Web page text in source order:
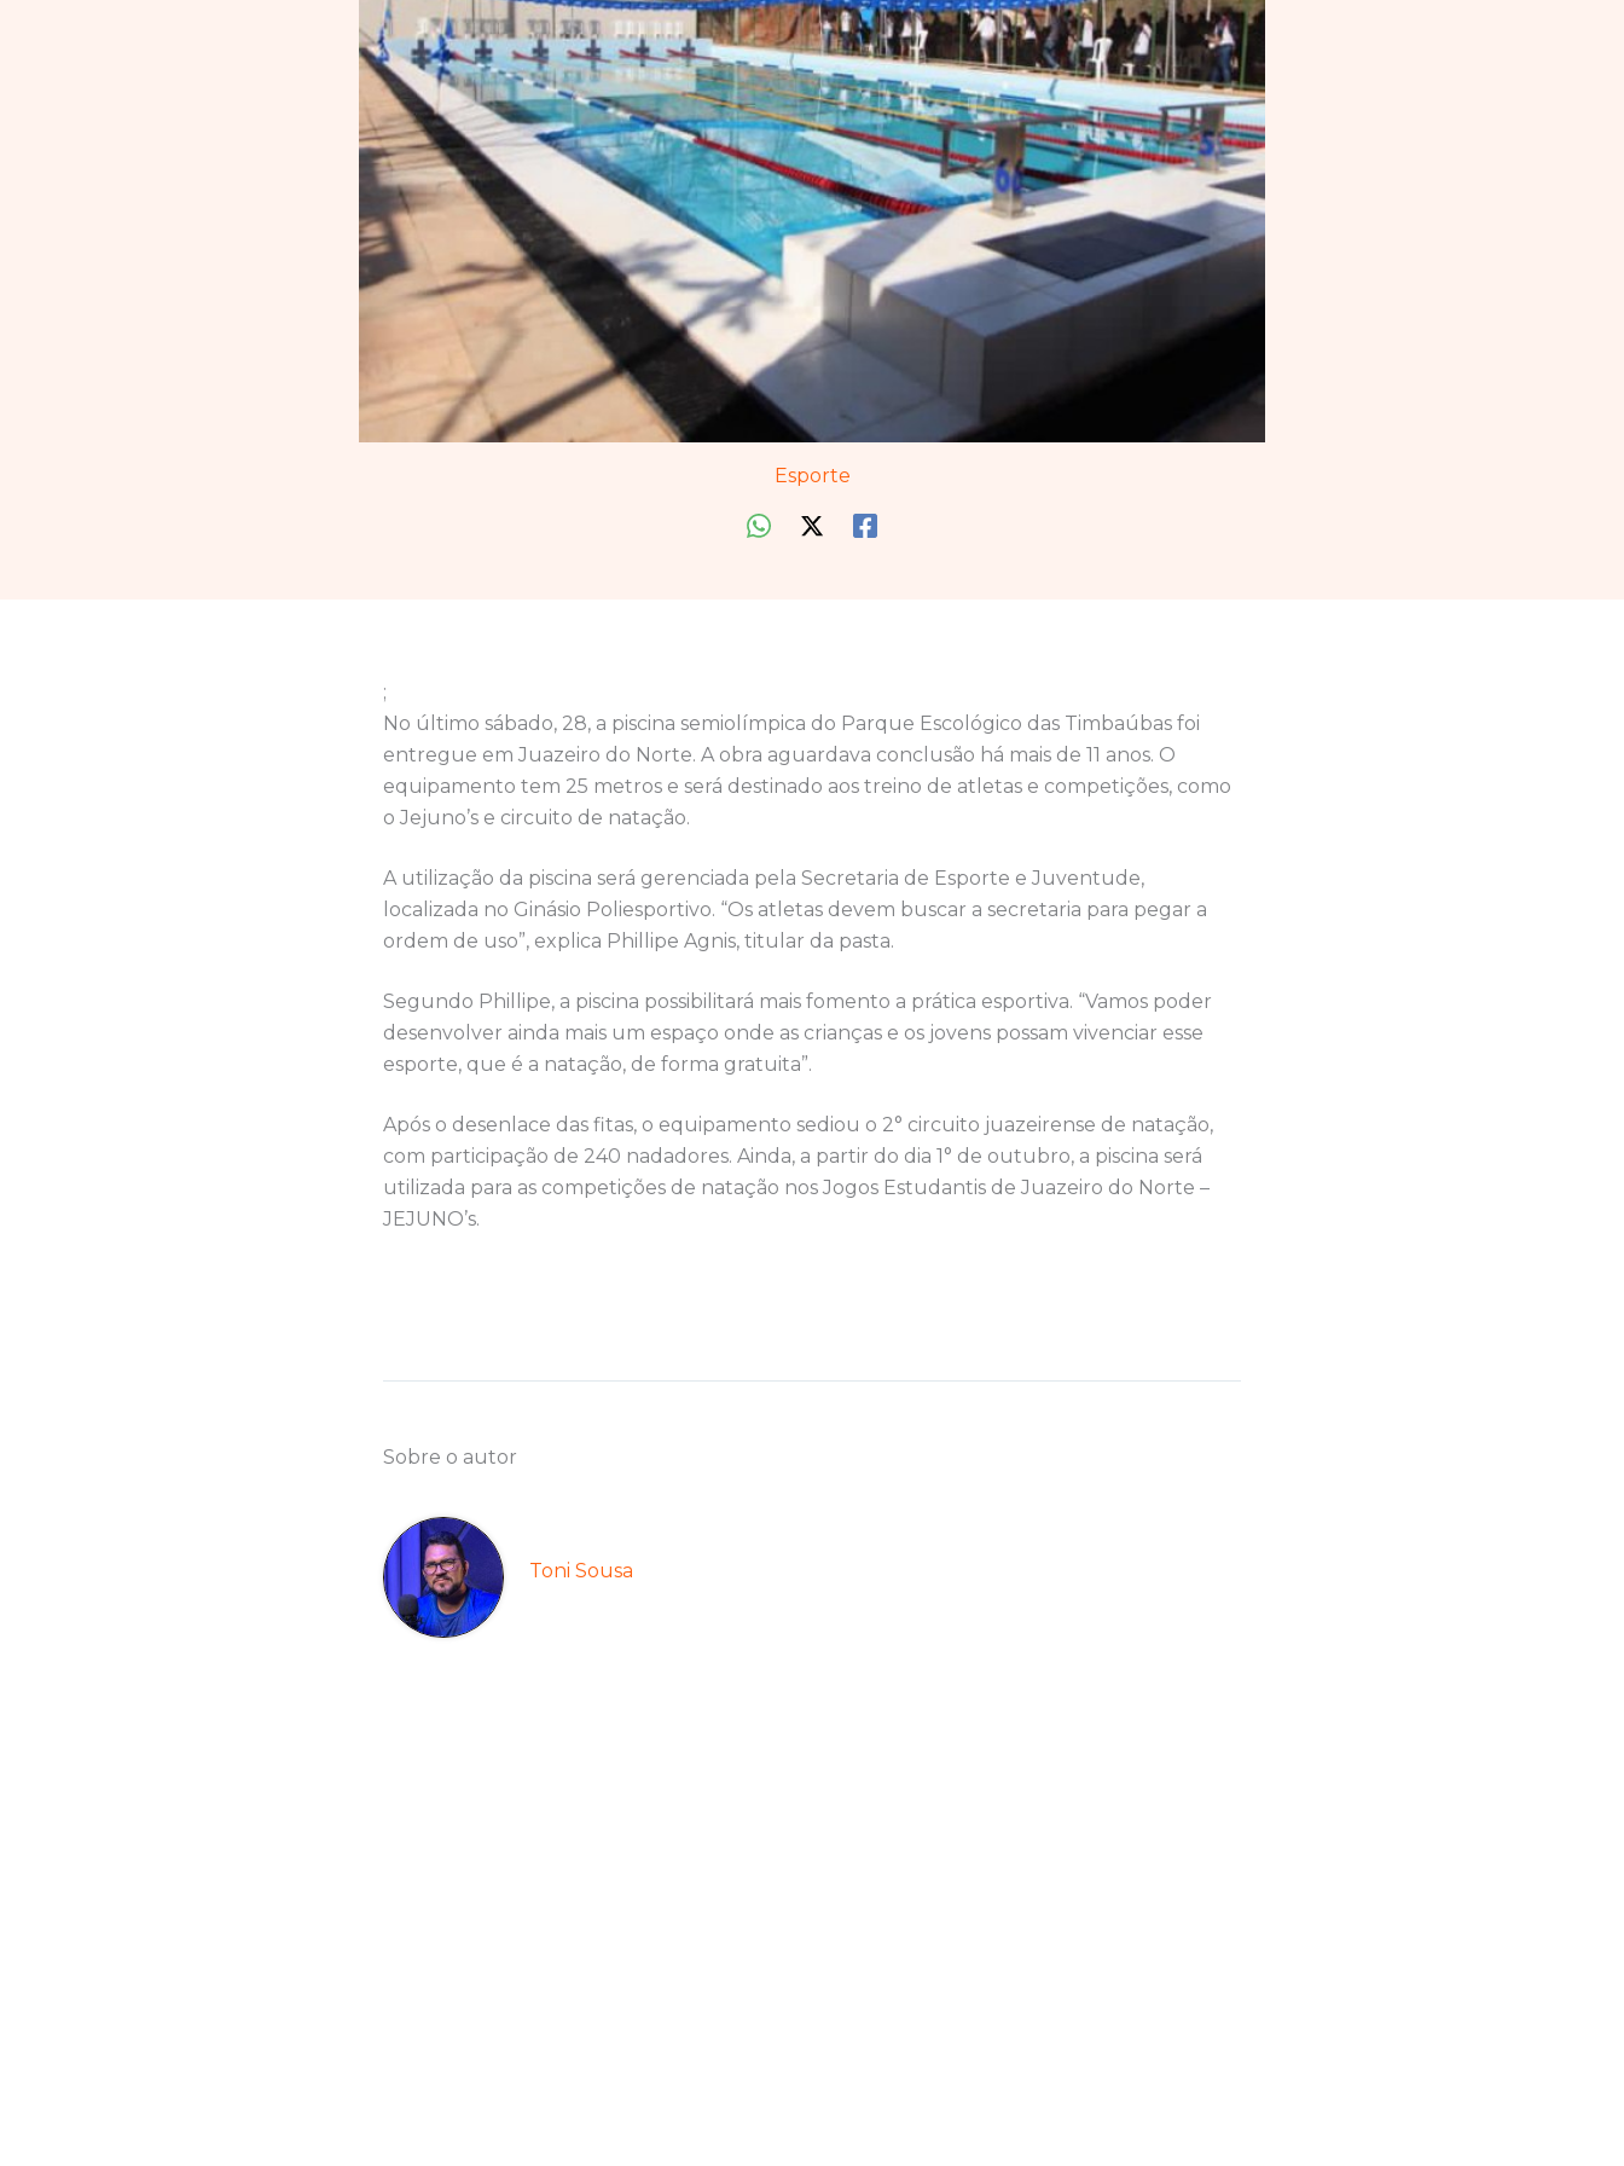
Esporte
;
No último sábado, 28, a piscina semiolímpica do Parque Escológico das Timbaúbas foi
entregue em Juazeiro do Norte. A obra aguardava conclusão há mais de 11 anos. O
equipamento tem 25 metros e será destinado aos treino de atletas e competições, como
o Jejuno’s e circuito de natação.
A utilização da piscina será gerenciada pela Secretaria de Esporte e Juventude,
localizada no Ginásio Poliesportivo. “Os atletas devem buscar a secretaria para pegar a
ordem de uso”, explica Phillipe Agnis, titular da pasta.
Segundo Phillipe, a piscina possibilitará mais fomento a prática esportiva. “Vamos poder
desenvolver ainda mais um espaço onde as crianças e os jovens possam vivenciar esse
esporte, que é a natação, de forma gratuita”.
Após o desenlace das fitas, o equipamento sediou o 2° circuito juazeirense de natação,
com participação de 240 nadadores. Ainda, a partir do dia 1° de outubro, a piscina será
utilizada para as competições de natação nos Jogos Estudantis de Juazeiro do Norte –
JEJUNO’s.
Sobre o autor
Toni Sousa